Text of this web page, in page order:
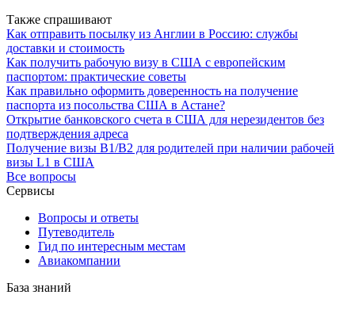
Также спрашивают
Как отправить посылку из Англии в Россию: службы
доставки и стоимость
Как получить рабочую визу в США с европейским
паспортом: практические советы
Как правильно оформить доверенность на получение
паспорта из посольства США в Астане?
Открытие банковского счета в США для нерезидентов без
подтверждения адреса
Получение визы B1/B2 для родителей при наличии рабочей
визы L1 в США
Все вопросы
Сервисы
Вопросы и ответы
Путеводитель
Гид по интересным местам
Авиакомпании
База знаний